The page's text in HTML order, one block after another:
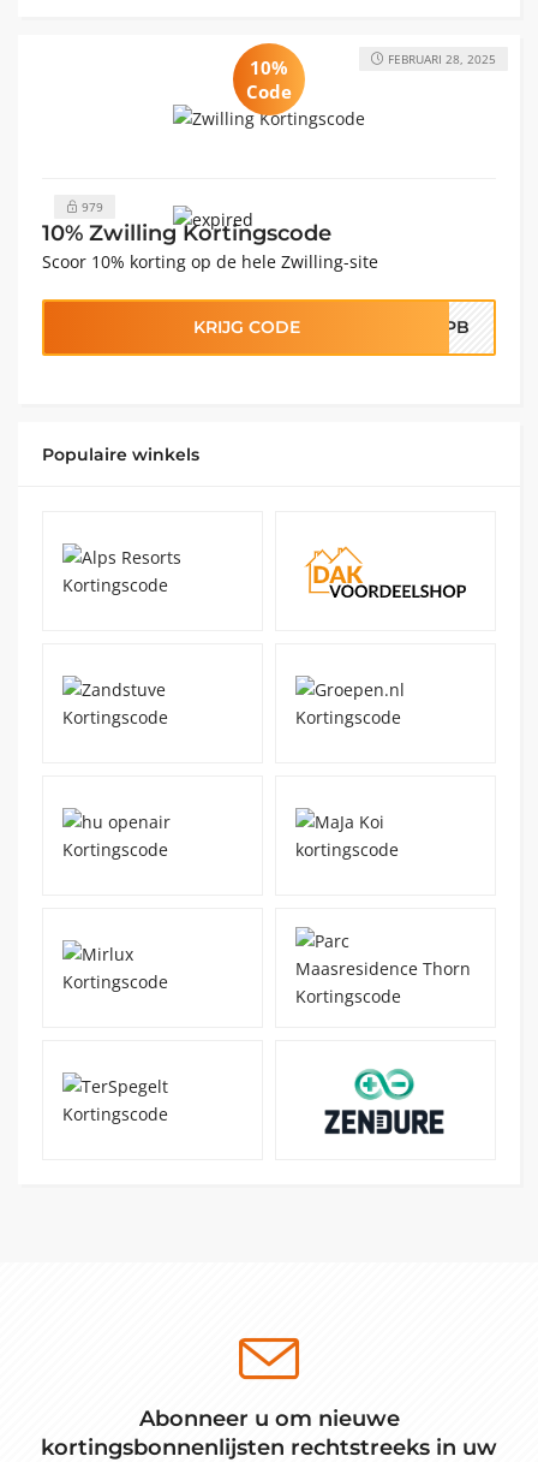
10%
Code
979
10% Zwilling Kortingscode
Scoor 10% korting op de hele Zwilling-site
FEBRUARI 28, 2025
KRIJG CODE Q-PB
Populaire winkels
Abonneer u om nieuwe
kortingsbonnenlijsten rechtstreeks in uw